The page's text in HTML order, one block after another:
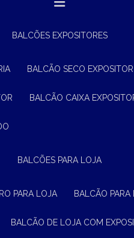
BALCÕES EXPOSITORES
BALCÃO SECO EXPOSITOR
BALCÃO CAIXA
BALCÕES PARA LOJA
PARA LOJA BALCÃO
BALCÃO DE LOJA COM